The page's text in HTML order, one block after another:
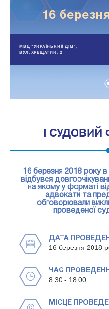
16
МВЦ "УКРАЇНЬКИЙ ДІМ",
ВУЛ. ХРЕЩАТИК, 2
I СУДОВИЙ
16 березня 2018 року
відбувся
на якому у форматі
адвокати та
обговорювали
проведеної
ДАТА
16 березня 2018
ЧАС
8:30 - 18:00
МІСЦЕ